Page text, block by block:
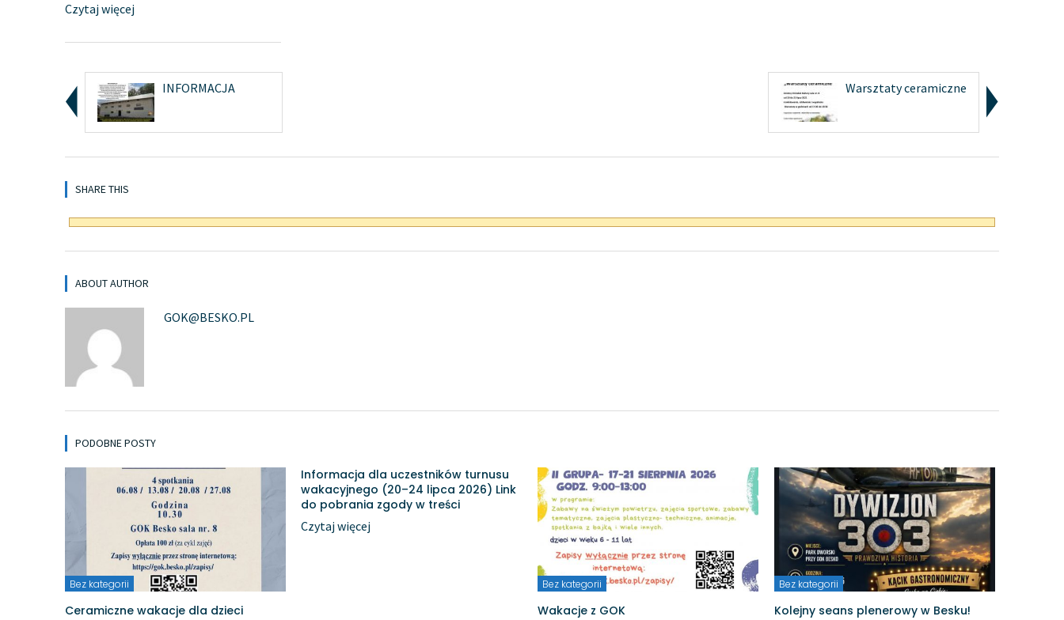
Czytaj więcej
INFORMACJA Warsztaty ceramiczne
SHARE THIS
ABOUT AUTHOR
GOK@BESKO.PL
PODOBNE POSTY
Bez kategorii
Ceramiczne wakacje dla dzieci
Informacja dla uczestników turnusu
wakacyjnego (20–24 lipca 2026) Link
do pobrania zgody w treści
Czytaj więcej
Bez kategorii
Wakacje z GOK
Bez kategorii
Kolejny seans plenerowy w Besku!